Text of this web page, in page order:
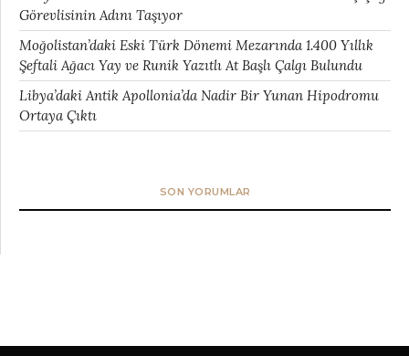
Görevlisinin Adını Taşıyor
Moğolistan’daki Eski Türk Dönemi Mezarında 1.400 Yıllık
Şeftali Ağacı Yay ve Runik Yazıtlı At Başlı Çalgı Bulundu
Libya’daki Antik Apollonia’da Nadir Bir Yunan Hipodromu
Ortaya Çıktı
SON YORUMLAR